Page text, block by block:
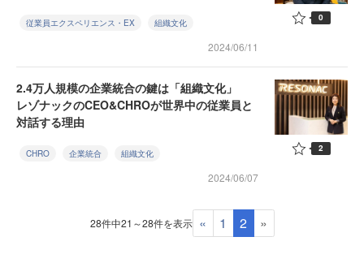
従業員エクスペリエンス・EX 組織文化
2024/06/11
0
2.4万人規模の企業統合の鍵は「組織文化」
レゾナックのCEO&CHROが世界中の従業員と
対話する理由
CHRO 企業統合 組織文化
2024/06/07
2
28件中21～28件を表示 « 1 2 »